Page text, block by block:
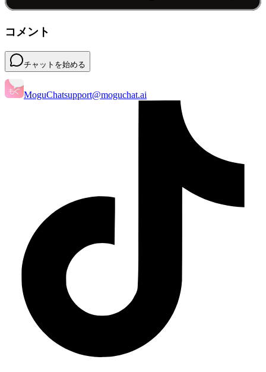
コメント
チャットを始める
MoguChatsupport@moguchat.ai